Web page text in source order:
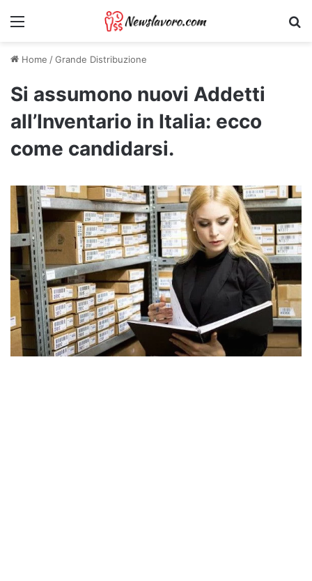
Menu
Home /Grande Distribuzione
Si assumono nuovi Addetti
all’Inventario in Italia: ecco
come candidarsi.